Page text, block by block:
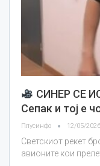
СИНЕР СЕ
Сепак и тој е
Плусинфо 12/05/2026
Светскиот рекет
авионите кои